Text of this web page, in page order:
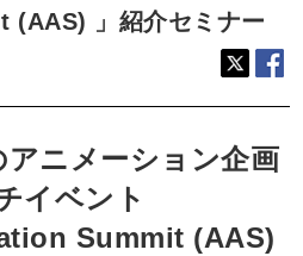
」紹介セミナー
アニメーション企画
イベント
Summit (AAS)